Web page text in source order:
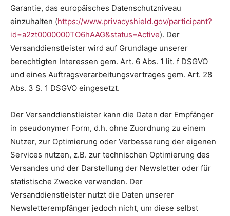
Garantie, das europäisches Datenschutzniveau
einzuhalten (https://www.privacyshield.gov/participant?
id=a2zt0000000TO6hAAG&status=Active). Der
Versanddienstleister wird auf Grundlage unserer
berechtigten Interessen gem. Art. 6 Abs. 1 lit. f DSGVO
und eines Auftragsverarbeitungsvertrages gem. Art. 28
Abs. 3 S. 1 DSGVO eingesetzt.
Der Versanddienstleister kann die Daten der Empfänger
in pseudonymer Form, d.h. ohne Zuordnung zu einem
Nutzer, zur Optimierung oder Verbesserung der eigenen
Services nutzen, z.B. zur technischen Optimierung des
Versandes und der Darstellung der Newsletter oder für
statistische Zwecke verwenden. Der
Versanddienstleister nutzt die Daten unserer
Newsletterempfänger jedoch nicht, um diese selbst